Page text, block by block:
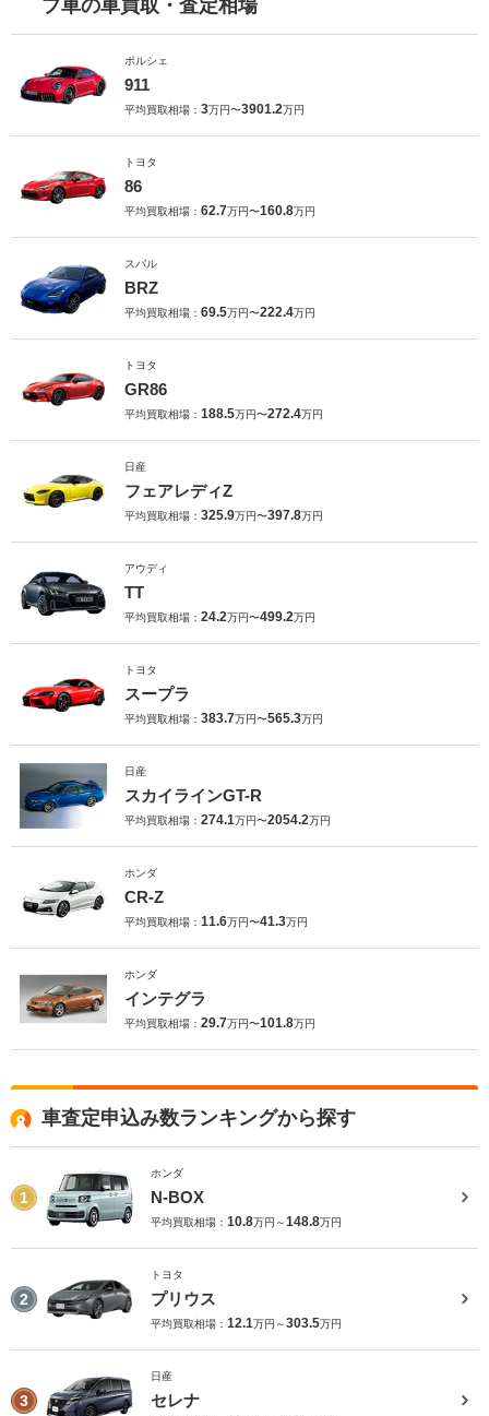
プ車の車買取・査定相場
ポルシェ
911
平均買取相場： 3万円〜3901.2万円
トヨタ
86
平均買取相場： 62.7万円〜160.8万円
スバル
BRZ
平均買取相場： 69.5万円〜222.4万円
トヨタ
GR86
平均買取相場： 188.5万円〜272.4万円
日産
フェアレディZ
平均買取相場： 325.9万円〜397.8万円
アウディ
TT
平均買取相場： 24.2万円〜499.2万円
トヨタ
スープラ
平均買取相場： 383.7万円〜565.3万円
日産
スカイラインGT-R
平均買取相場： 274.1万円〜2054.2万円
ホンダ
CR-Z
平均買取相場： 11.6万円〜41.3万円
ホンダ
インテグラ
平均買取相場： 29.7万円〜101.8万円
車査定申込み数ランキングから探す
1
ホンダ
N-BOX
平均買取相場： 10.8万円～148.8万円
2
トヨタ
プリウス
平均買取相場： 12.1万円～303.5万円
3
日産
セレナ